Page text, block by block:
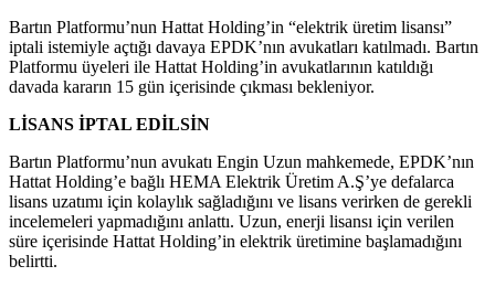
Bartın Platformu’nun Hattat Holding’in “elektrik üretim lisansı”
iptali istemiyle açtığı davaya EPDK’nın avukatları katılmadı. Bartın
Platformu üyeleri ile Hattat Holding’in avukatlarının katıldığı
davada kararın 15 gün içerisinde çıkması bekleniyor.
LİSANS İPTAL EDİLSİN
Bartın Platformu’nun avukatı Engin Uzun mahkemede, EPDK’nın
Hattat Holding’e bağlı HEMA Elektrik Üretim A.Ş’ye defalarca
lisans uzatımı için kolaylık sağladığını ve lisans verirken de gerekli
incelemeleri yapmadığını anlattı. Uzun, enerji lisansı için verilen
süre içerisinde Hattat Holding’in elektrik üretimine başlamadığını
belirtti.